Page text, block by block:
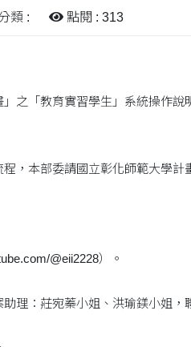
類 : 點閱 : 313
之「教育實習學生」系統操作說
，本部委請國立彰化師範大學計
@eii2228）。
理：莊宛蓁小姐、洪瑜鎂小姐，